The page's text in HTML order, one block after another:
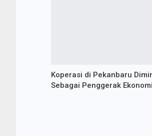
Koperasi di Pekanbaru
Sebagai Penggerak